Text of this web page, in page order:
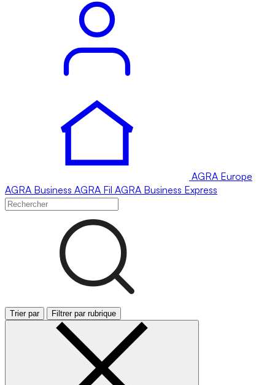
AGRA Europe
AGRA Business AGRA Fil AGRA Business Express
Trier par Filtrer par rubrique